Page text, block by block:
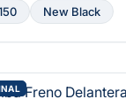
New Black